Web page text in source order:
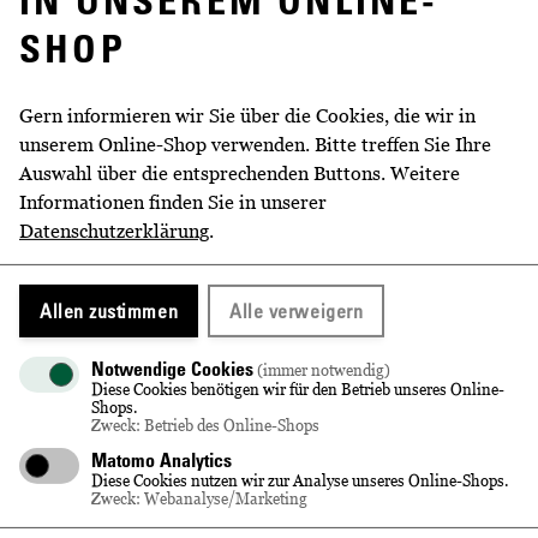
SHOP
Gern informieren wir Sie über die Cookies, die wir in
unserem Online-Shop verwenden. Bitte treffen Sie Ihre
Auswahl über die entsprechenden Buttons. Weitere
Informationen finden Sie in unserer
Datenschutzerklärung
Allen zustimmen Alle verweigern
Notwendige Cookies (immer notwendig)
Diese Cookies benötigen wir für den Betrieb unseres Online-
Shops.
Zweck: Betrieb des Online-Shops
Matomo Analytics
Diese Cookies nutzen wir zur Analyse unseres Online-Shops.
Zweck: Webanalyse/Marketing
Qualitätswein, 0,75 l, alc. 12,0 % vol
Nennvolumen 3x 0,75 l
Alkoholgehalt 10,0 % vol - 13,5 % vol
Abfüller/Hersteller Sächsisches Staatsweingut GmbH
Schloss Wackerbarth,
Wackerbarthstraße 1, 01445
Erzeugnis aus Deutschland
Allergen-Hinweis